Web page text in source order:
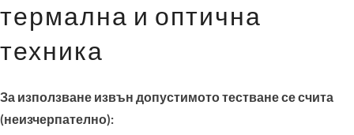
термална и оптична
техника
За използване извън допустимото тестване се счита
(неизчерпателно):